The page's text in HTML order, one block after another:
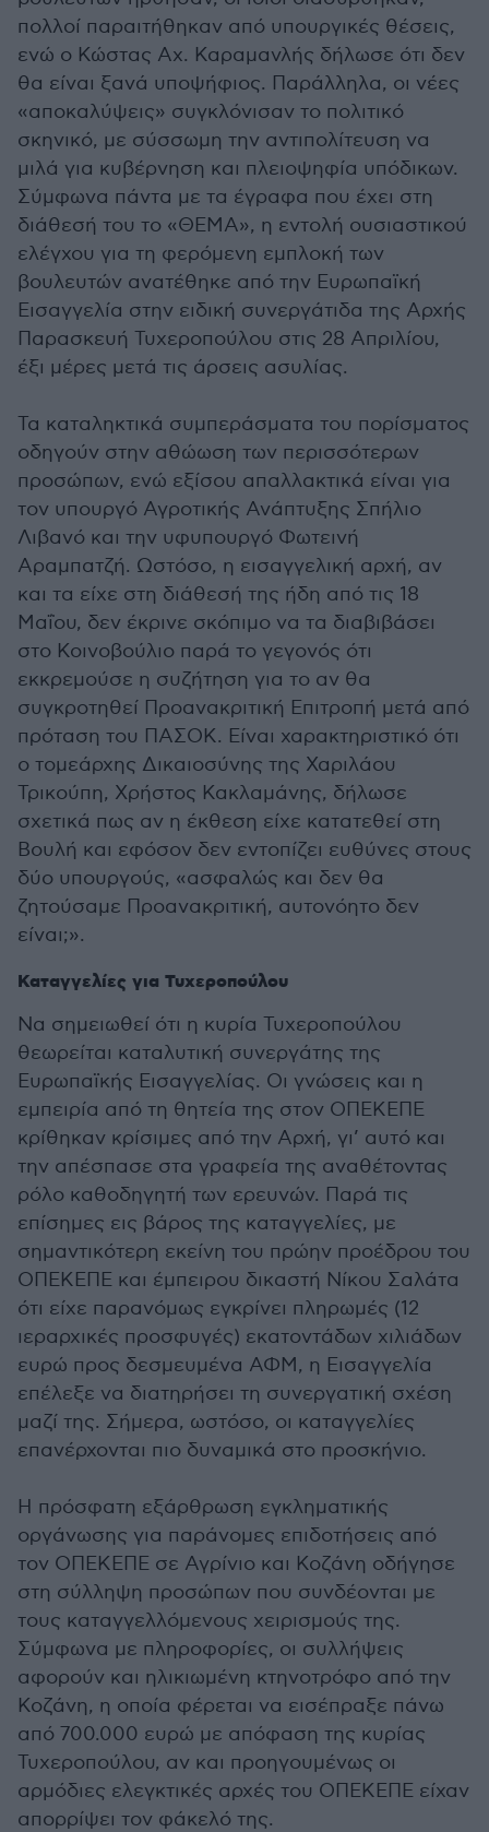
πολλοί παραιτήθηκαν από υπουργικές θέσεις,
ενώ ο Κώστας Αχ. Καραμανλής δήλωσε ότι δεν
θα είναι ξανά υποψήφιος. Παράλληλα, οι νέες
«αποκαλύψεις» συγκλόνισαν το πολιτικό
σκηνικό, με σύσσωμη την αντιπολίτευση να
μιλά για κυβέρνηση και πλειοψηφία υπόδικων.
Σύμφωνα πάντα με τα έγραφα που έχει στη
διάθεσή του το «ΘΕΜΑ», η εντολή ουσιαστικού
ελέγχου για τη φερόμενη εμπλοκή των
βουλευτών ανατέθηκε από την Ευρωπαϊκή
Εισαγγελία στην ειδική συνεργάτιδα της Αρχής
Παρασκευή Τυχεροπούλου στις 28 Απριλίου,
έξι μέρες μετά τις άρσεις ασυλίας.
Τα καταληκτικά συμπεράσματα του πορίσματος
οδηγούν στην αθώωση των περισσότερων
προσώπων, ενώ εξίσου απαλλακτικά είναι για
τον υπουργό Αγροτικής Ανάπτυξης Σπήλιο
Λιβανό και την υφυπουργό Φωτεινή
Αραμπατζή. Ωστόσο, η εισαγγελική αρχή, αν
και τα είχε στη διάθεσή της ήδη από τις 18
Μαΐου, δεν έκρινε σκόπιμο να τα διαβιβάσει
στο Κοινοβούλιο παρά το γεγονός ότι
εκκρεμούσε η συζήτηση για το αν θα
συγκροτηθεί Προανακριτική Επιτροπή μετά από
πρόταση του ΠΑΣΟΚ. Είναι χαρακτηριστικό ότι
ο τομεάρχης Δικαιοσύνης της Χαριλάου
Τρικούπη, Χρήστος Κακλαμάνης, δήλωσε
σχετικά πως αν η έκθεση είχε κατατεθεί στη
Βουλή και εφόσον δεν εντοπίζει ευθύνες στους
δύο υπουργούς, «ασφαλώς και δεν θα
ζητούσαμε Προανακριτική, αυτονόητο δεν
είναι;».
Καταγγελίες για Τυχεροπούλου
Να σημειωθεί ότι η κυρία Τυχεροπούλου
θεωρείται καταλυτική συνεργάτης της
Ευρωπαϊκής Εισαγγελίας. Οι γνώσεις και η
εμπειρία από τη θητεία της στον ΟΠΕΚΕΠΕ
κρίθηκαν κρίσιμες από την Αρχή, γι’ αυτό και
την απέσπασε στα γραφεία της αναθέτοντας
ρόλο καθοδηγητή των ερευνών. Παρά τις
επίσημες εις βάρος της καταγγελίες, με
σημαντικότερη εκείνη του πρώην προέδρου του
ΟΠΕΚΕΠΕ και έμπειρου δικαστή Νίκου Σαλάτα
ότι είχε παρανόμως εγκρίνει πληρωμές (12
ιεραρχικές προσφυγές) εκατοντάδων χιλιάδων
ευρώ προς δεσμευμένα ΑΦΜ, η Εισαγγελία
επέλεξε να διατηρήσει τη συνεργατική σχέση
μαζί της. Σήμερα, ωστόσο, οι καταγγελίες
επανέρχονται πιο δυναμικά στο προσκήνιο.
Η πρόσφατη εξάρθρωση εγκληματικής
οργάνωσης για παράνομες επιδοτήσεις από
τον ΟΠΕΚΕΠΕ σε Αγρίνιο και Κοζάνη οδήγησε
στη σύλληψη προσώπων που συνδέονται με
τους καταγγελλόμενους χειρισμούς της.
Σύμφωνα με πληροφορίες, οι συλλήψεις
αφορούν και ηλικιωμένη κτηνοτρόφο από την
Κοζάνη, η οποία φέρεται να εισέπραξε πάνω
από 700.000 ευρώ με απόφαση της κυρίας
Τυχεροπούλου, αν και προηγουμένως οι
αρμόδιες ελεγκτικές αρχές του ΟΠΕΚΕΠΕ είχαν
απορρίψει τον φάκελό της.